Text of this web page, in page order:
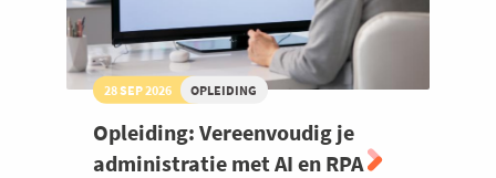
28 SEP 2026 OPLEIDING
Opleiding: Vereenvoudig je
administratie met AI en RPA